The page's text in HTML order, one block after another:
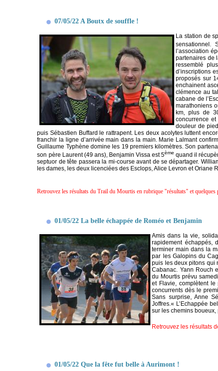
07/05/22 A Boutx de souffle !
La station de
sensationnel.
l’association
partenaires de
ressemblé
d’inscriptions
proposés sur
enchainent
clémence au
cabane de
marathoniens
km, plus de
concurrence
douleur de
puis Sébastien Buffard le rattrapent. Les deux acolytes luttent
franchir la ligne d’arrivée main dans la main. Marie Lalmant
Guillaume Typhène domine les 19 premiers kilomètres. Son
son père Laurent (49 ans), Benjamin Vissa est 5ème quand il
septuor de tête passera la mi-course avant de se départager.
les dames, les deux licenciées des Esclops, Alice Levron et
Retrouvez les résultats du Trail du Mourtis en rubrique "résultats" et quelques
01/05/22 La belle échappée de Roméo et Benjamin
Amis dans la vie,
rapidement échappés,
terminer main dans la
par les Galopins du
puis les deux pitons qui
Cabanac. Yann Rouch
du Mourtis prévu
et Flavie, complètent
concurrents dès le
Sans surprise, Anne
Joffres.« L’Echappée
sur les chemins
Retrouvez les résultats
01/05/22 Que la fête fut belle à Aurimont !